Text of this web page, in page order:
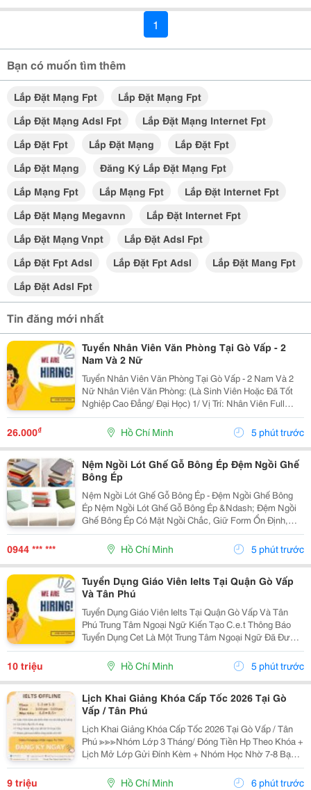
1
Bạn có muốn tìm thêm
Lắp Đặt Mạng Fpt
Lắp Đặt Mạng Fpt
Lắp Đặt Mạng Adsl Fpt
Lắp Đặt Mạng Internet Fpt
Lắp Đặt Fpt
Lắp Đặt Mạng
Lắp Đặt Fpt
Lắp Đặt Mạng
Đăng Ký Lắp Đặt Mạng Fpt
Lắp Mạng Fpt
Lắp Mạng Fpt
Lắp Đặt Internet Fpt
Lắp Đặt Mạng Megavnn
Lắp Đặt Internet Fpt
Lắp Đặt Mạng Vnpt
Lắp Đặt Adsl Fpt
Lắp Đặt Fpt Adsl
Lắp Đặt Fpt Adsl
Lắp Đặt Mang Fpt
Lắp Đặt Adsl Fpt
Tin đăng mới nhất
Tuyển Nhân Viên Văn Phòng Tại Gò Vấp - 2
Nam Và 2 Nữ
Tuyển Nhân Viên Văn Phòng Tại Gò Vấp - 2 Nam Và 2
Nữ Nhân Viên Văn Phòng: (Là Sinh Viên Hoặc Đã Tốt
Nghiệp Cao Đẳng/ Đại Học) 1/ Vị Trí: Nhân Viên Full
Time (2 Nam 2 Nữ) Ca Làm: 13:00 Đến 21:00 (1 Tháng
Được Nghỉ Phép 1 Ngày, Và Hưởng Các Ngày...
26.000₫ Hồ Chí Minh 5 phút trước
Nệm Ngồi Lót Ghế Gỗ Bông Ép Đệm Ngồi Ghế
Bông Ép
Nệm Ngồi Lót Ghế Gỗ Bông Ép - Đệm Ngồi Ghế Bông
Ép Nệm Ngồi Lót Ghế Gỗ Bông Ép &Ndash; Đệm Ngồi
Ghế Bông Ép Có Mặt Ngồi Chắc, Giữ Form Ổn Định,
Nhiều Độ Dày, Kích Thước Và Chất Liệu Bọc Để Lựa
Chọn. Nemngoi.com Đang Có Khuyến Mãi, Ưu Đãi Và
Chiết...
0944 *** *** Hồ Chí Minh 5 phút trước
Tuyển Dụng Giáo Viên Ielts Tại Quận Gò Vấp
Và Tân Phú
Tuyển Dụng Giáo Viên Ielts Tại Quận Gò Vấp Và Tân
Phú Trung Tâm Ngoại Ngữ Kiến Tạo C.e.t Thông Báo
Tuyển Dụng Cet Là Một Trung Tâm Ngoại Ngữ Đã Được
Thành Lập 16 Năm Chuyên Về Chương Trình Anh Văn
Học Thuật Ielts &Ndash; Toefl Ibt. Trung Tâm...
10 triệu Hồ Chí Minh 5 phút trước
Lịch Khai Giảng Khóa Cấp Tốc 2026 Tại Gò
Vấp / Tân Phú
Lịch Khai Giảng Khóa Cấp Tốc 2026 Tại Gò Vấp / Tân
Phú ≫≫≫Nhóm Lớp 3 Tháng/ Đóng Tiền Hp Theo Khóa +
Lịch Mở Lớp Gửi Đính Kèm + Nhóm Học Nhờ 7-8 Bạn/
Lớp + Giáo Trình Ielts Có Band Điểm Lộ Trình, Sách
Nước Ngoài Bám Sát + Chia Đều 4 Kỹ...
9 triệu Hồ Chí Minh 6 phút trước